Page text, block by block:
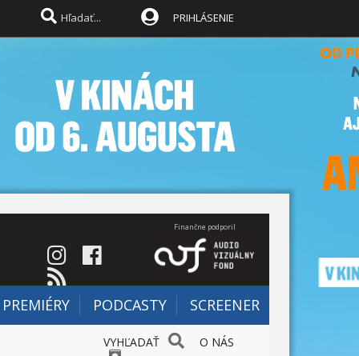
PRIHLÁSENIE
Finančne podporil
PREMIÉRY PODCASTY SCREENER
VYHĽADAŤ O NÁS